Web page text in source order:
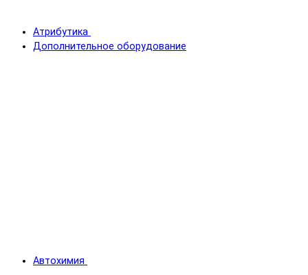
Атрибутика
Дополнительное оборудование
Автохимия